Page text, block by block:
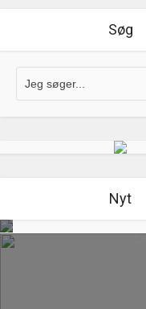
Søg
Nyt